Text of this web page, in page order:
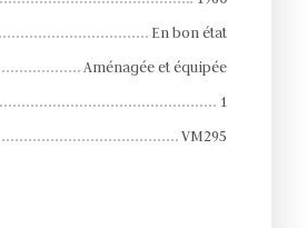
En bon état
Aménagée et équipée
1
VM295